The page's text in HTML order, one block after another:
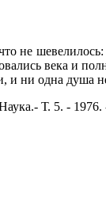
не
века и
ни одна душа
Т. 5. - 1976.